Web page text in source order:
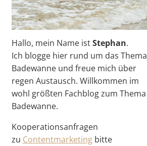
Hallo, mein Name istStephan.
Ich blogge hier rund um das Thema
Badewanne und freue mich über
regen Austausch. Willkommen im
wohl größten Fachblog zum Thema
Badewanne.
Kooperationsanfragen
zu Contentmarketingbitte